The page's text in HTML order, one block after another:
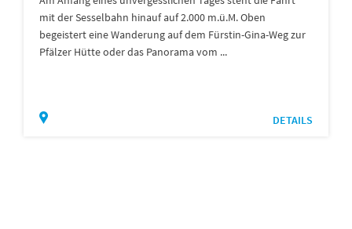
mit der Sesselbahn hinauf auf 2.000 m.ü.M. Oben
begeistert eine Wanderung auf dem Fürstin-Gina-Weg zur
Pfälzer Hütte oder das Panorama vom ...
DETAILS